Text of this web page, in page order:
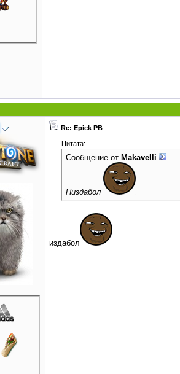
Re: Epick PB
Цитата:
Сообщение от Makavelli
Пиздабол
издабол